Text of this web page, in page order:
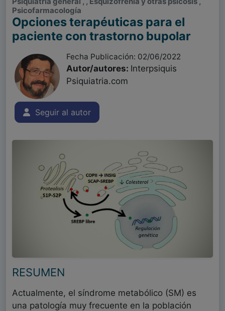
Psicofarmacología
Opciones terapéuticas para el
paciente con trastorno bupolar
Fecha Publicación: 02/06/2022
Autor/autores: Interpsiquis
Psiquiatria.com
Seguir al autor
RESUMEN
Actualmente, el síndrome metabólico (SM) es
una patología muy frecuente en la población